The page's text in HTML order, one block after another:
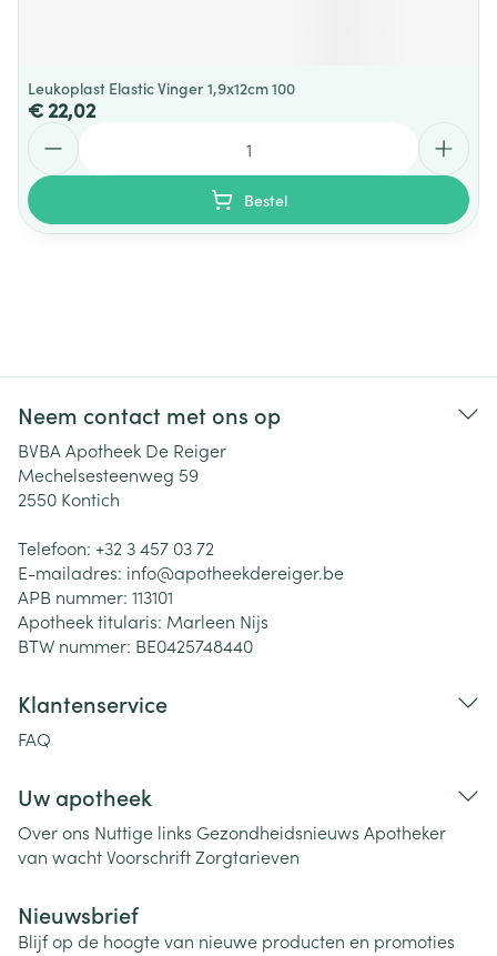
Leukoplast Elastic Vinger 1,9x12cm 100
€ 22,02
Bestel
Neem contact met ons op
BVBA Apotheek De Reiger
Mechelsesteenweg 59
2550 Kontich
Telefoon: +32 3 457 03 72
E-mailadres: info@apotheekdereiger.be
APB nummer: 113101
Apotheek titularis: Marleen Nijs
BTW nummer: BE0425748440
Klantenservice
FAQ
Uw apotheek
Over ons Nuttige links Gezondheidsnieuws Apotheker
van wachtVoorschriftZorgtarieven
Nieuwsbrief
Blijf op de hoogte van nieuwe producten en promoties